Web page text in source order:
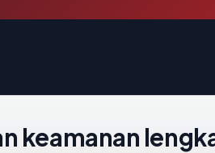
keamanan